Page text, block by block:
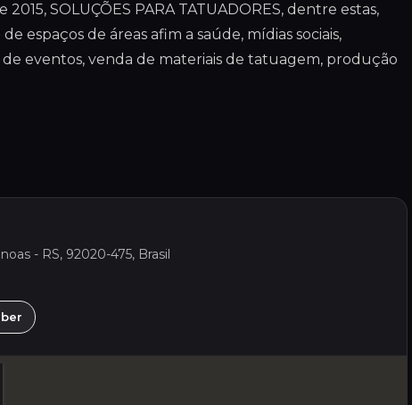
SOLUÇÕES PARA TATUADORES, dentre estas,
espaços de áreas afim a saúde, mídias sociais,
eventos, venda de materiais de tatuagem, produção
- RS, 92020-475, Brasil